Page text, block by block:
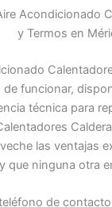
Acondicionado
y Termos en
de funcionar,
técnica para
las ventajas
que ninguna otra
de